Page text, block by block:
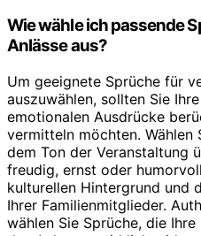
Wie wähle ich passende
Anlässe aus?
Um geeignete Sprüche für
auszuwählen, sollten Sie
emotionalen Ausdrücke
vermitteln möchten. Wählen
dem Ton der Veranstaltung
freudig, ernst oder
kulturellen Hintergrund und
Ihrer Familienmitglieder.
wählen Sie Sprüche, die